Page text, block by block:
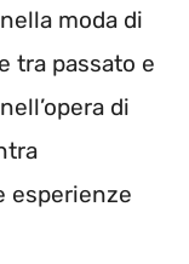
moda di
tra passato e
di
esperienze